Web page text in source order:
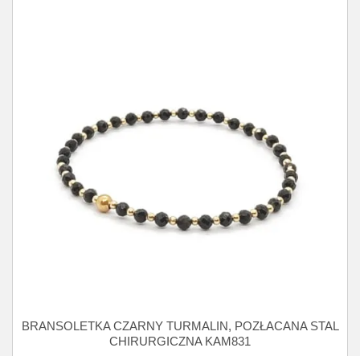
BRANSOLETKA CZARNY TURMALIN, POZŁACANA STAL
CHIRURGICZNA KAM831